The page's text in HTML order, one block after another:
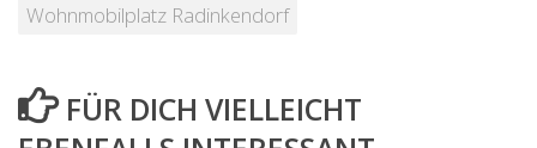
Wohnmobilplatz Radinkendorf
FÜR DICH VIELLEICHT